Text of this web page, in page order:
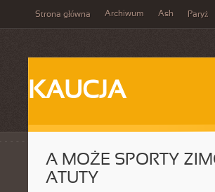
Strona główna Archiwum Ash Paryż
KAUCJA
A MOŻE SPORTY
ATUTY